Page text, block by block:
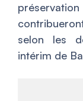
selon les
intérim de